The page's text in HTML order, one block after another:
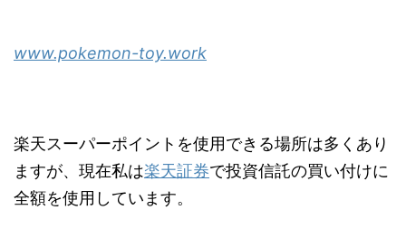
www.pokemon-toy.work
楽天スーパーポイントを使用できる場所は多くあり
ますが、現在私は楽天証券で投資信託の買い付けに
全額を使用しています。